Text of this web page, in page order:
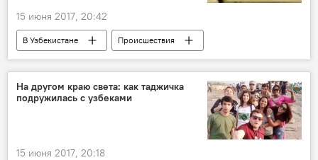
15 июня 2017, 20:42
В Узбекистане
Происшествия
Узбекистан
Жасурбек Ибрагимов
материалы дела
На другом краю света: как таджичка
подружилась с узбеками
15 июня 2017, 20:18